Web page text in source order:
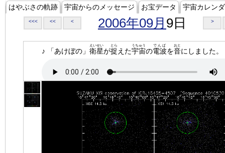
はやぶさの軌跡 宇宙からのメッセージ お宝データ 宇宙カレン
<<< << < 2006年09月 9日 >
♪ 「あけぼの」 衛星
えいせい
が捉
とら
えた宇宙
うちゅう
の電波
でんぱ
を音
おと
にしました。